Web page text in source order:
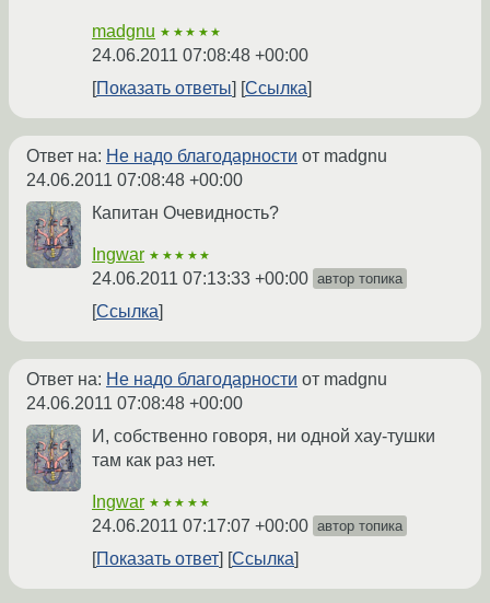
madgnu ★★★★★
24.06.2011 07:08:48 +00:00
Показать ответы
Ссылка
Ответ на: Не надо благодарности от madgnu
24.06.2011 07:08:48 +00:00
Капитан Очевидность?
Ingwar ★★★★★
24.06.2011 07:13:33 +00:00 автор топика
Ссылка
Ответ на: Не надо благодарности от madgnu
24.06.2011 07:08:48 +00:00
И, собственно говоря, ни одной хау-тушки
там как раз нет.
Ingwar ★★★★★
24.06.2011 07:17:07 +00:00 автор топика
Показать ответ Ссылка